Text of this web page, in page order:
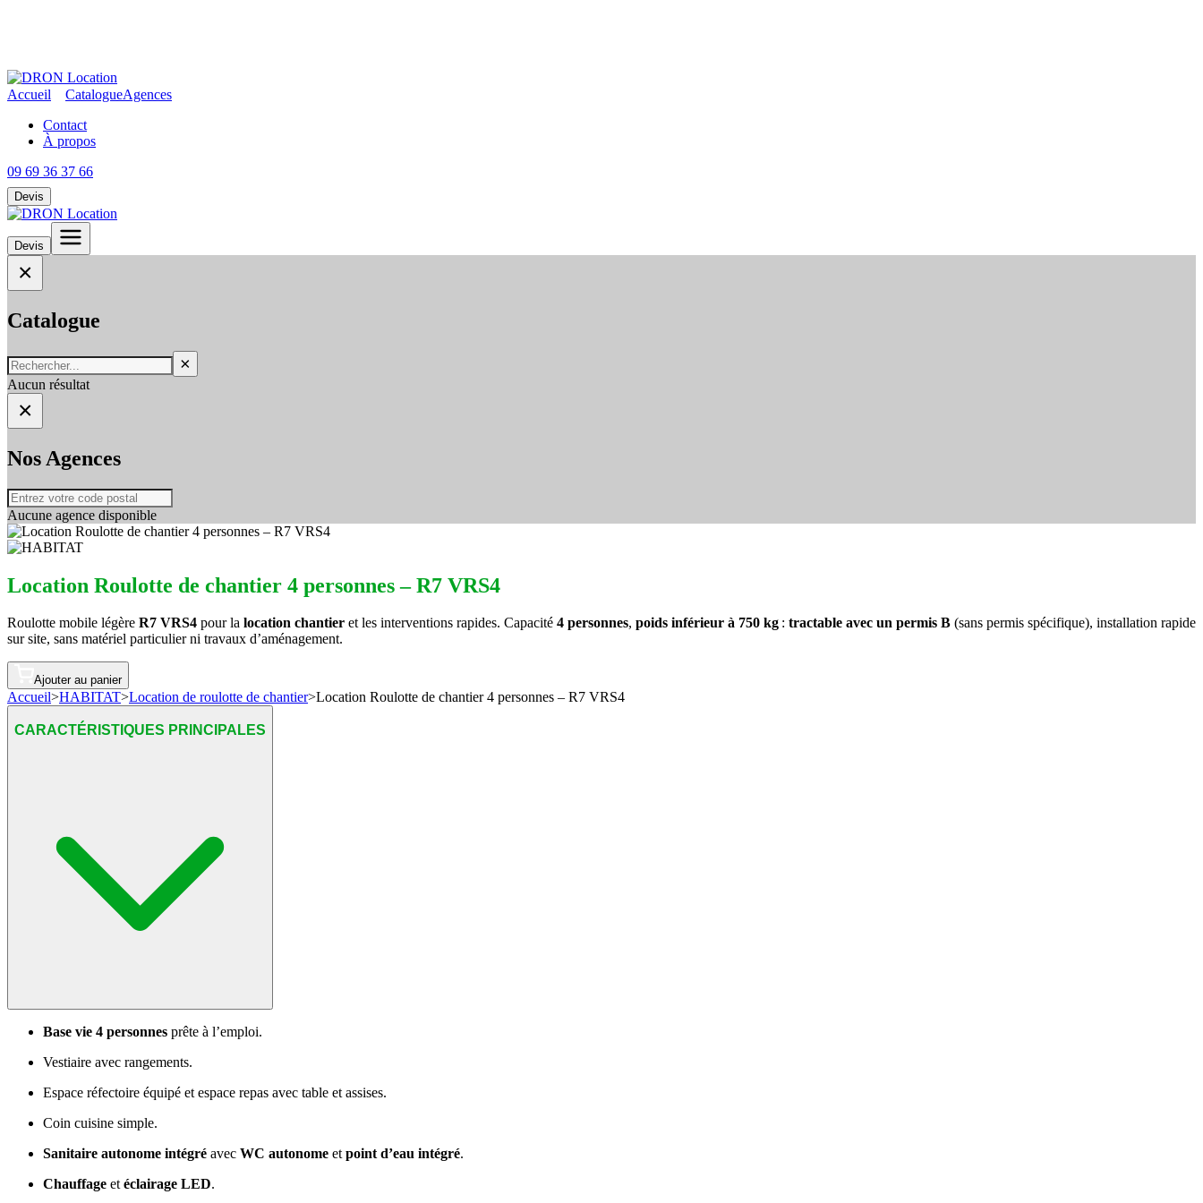
Accueil CatalogueAgences
Contact
À propos
09 69 36 37 66
Devis
Devis
×
Catalogue
×
Aucun résultat
×
Nos Agences
Aucune agence disponible
Location Roulotte de chantier 4 personnes – R7 VRS4
Roulotte mobile légère R7 VRS4 pour la location chantier et les interventions rapides. Capacité 4 personnes, poids inférieur à 750 kg : tractable avec un permis B (sans permis spécifique), installation rapide
sur site, sans matériel particulier ni travaux d’aménagement.
Ajouter au panier
Accueil>HABITAT>Location de roulotte de chantier>Location Roulotte de chantier 4 personnes – R7 VRS4
CARACTÉRISTIQUES PRINCIPALES
Base vie 4 personnes prête à l’emploi.
Vestiaire avec rangements.
Espace réfectoire équipé et espace repas avec table et assises.
Coin cuisine simple.
Sanitaire autonome intégré avec WC autonome et point d’eau intégré.
Chauffage et éclairage LED.